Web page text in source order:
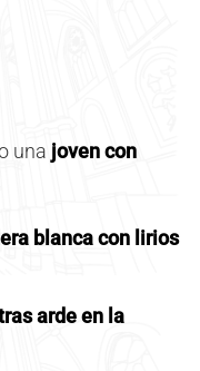
una joven con
blanca con lirios
arde en la